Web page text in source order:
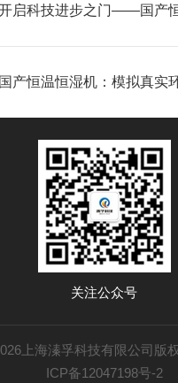
启科技进步之门——国产
国产恒温恒湿机：模拟真实
关注公众号
上海溱孚科技有限公司版
ICP备12047198号-2